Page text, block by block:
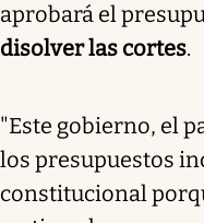
aprobará el
disolver las cortes.
"Este gobierno, el
los presupuestos
constitucional